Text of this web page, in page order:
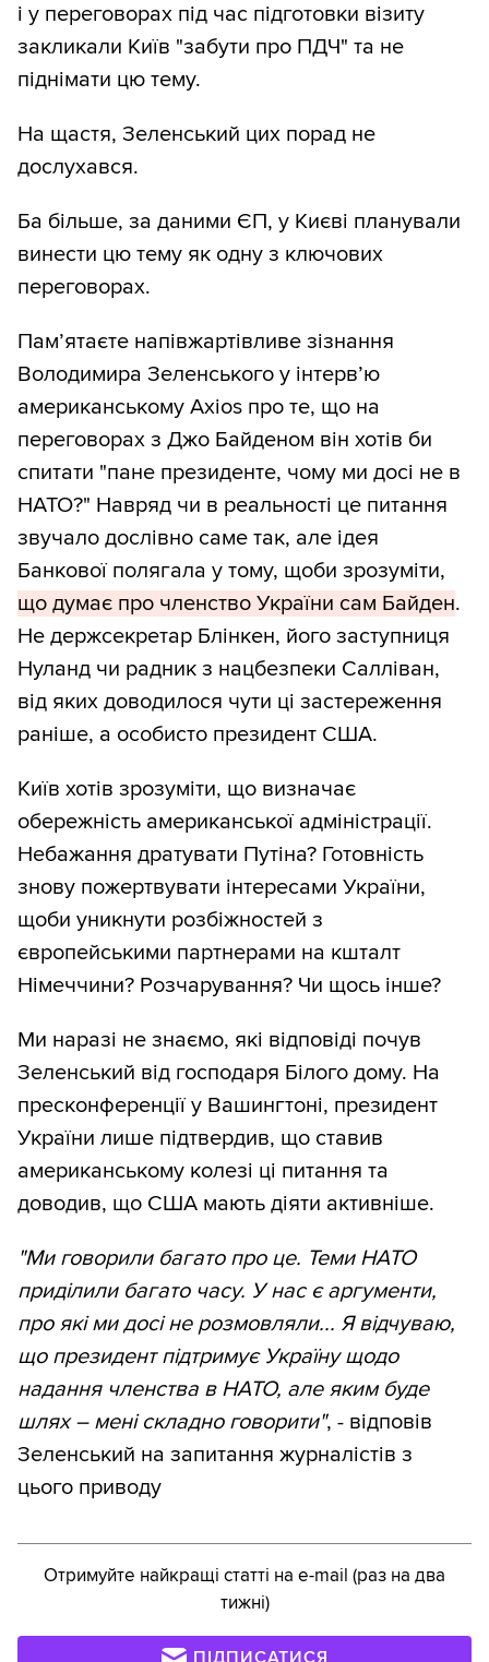
і у переговорах під час підготовки візиту
закликали Київ "забути про ПДЧ" та не
піднімати цю тему.
На щастя, Зеленський цих порад не
дослухався.
Ба більше, за даними ЄП, у Києві планували
винести цю тему як одну з ключових
переговорах.
Пам’ятаєте напівжартівливе зізнання
Володимира Зеленського у інтерв’ю
американському Axios про те, що на
переговорах з Джо Байденом він хотів би
спитати "пане президенте, чому ми досі не в
НАТО?" Навряд чи в реальності це питання
звучало дослівно саме так, але ідея
Банкової полягала у тому, щоби зрозуміти,
що думає про членство України сам Байден.
Не держсекретар Блінкен, його заступниця
Нуланд чи радник з нацбезпеки Салліван,
від яких доводилося чути ці застереження
раніше, а особисто президент США.
Київ хотів зрозуміти, що визначає
обережність американської адміністрації.
Небажання дратувати Путіна? Готовність
знову пожертвувати інтересами України,
щоби уникнути розбіжностей з
європейськими партнерами на кшталт
Німеччини? Розчарування? Чи щось інше?
Ми наразі не знаємо, які відповіді почув
Зеленський від господаря Білого дому. На
пресконференції у Вашингтоні, президент
України лише підтвердив, що ставив
американському колезі ці питання та
доводив, що США мають діяти активніше.
"Ми говорили багато про це. Теми НАТО
приділили багато часу. У нас є аргументи,
про які ми досі не розмовляли... Я відчуваю,
що президент підтримує Україну щодо
надання членства в НАТО, але яким буде
шлях – мені складно говорити", - відповів
Зеленський на запитання журналістів з
цього приводу
Отримуйте найкращі статті на e-mail (раз на два
тижні)